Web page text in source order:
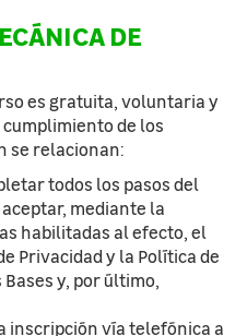
DE
es gratuita, voluntaria y
de los
se relacionan:
todos los pasos del
mediante la
habilitadas al efecto, el
Privacidad y la Política de
y, por último,
inscripción vía telefónica a